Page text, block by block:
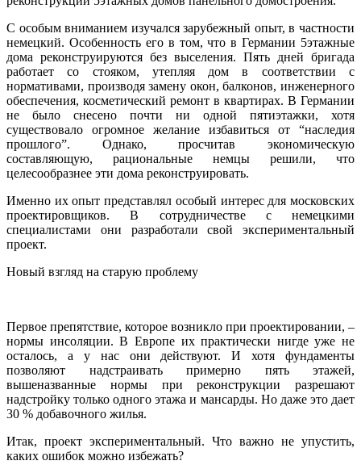
С особым вниманием изучался зарубежный опыт, в частности
немецкий. Особенность его в том, что в Германии 5этажные
дома реконструируются без выселения. Пять дней бригада
работает со стояком, утепляя дом в соответ­ствии с
нормативами, производя замену окон, балконов, инженерного
обеспечения, косметический ремонт в квартирах. В Германии
не было снесено почти ни одной пятиэтажки, хотя
существовало огромное желание избавиться от “наследия
прошлого”. Однако, просчитав экономическую
составляющую, рациональные немцы решили, что
целесообразнее эти дома реконструировать.
Именно их опыт представлял особый интерес для московских
проектировщиков. В сотрудничестве с немецкими
специалистами они разработали свой экспериментальный
проект.
Новый взгляд на старую проблему
Первое препятствие, которое возникло при проектировании, –
нормы инсоляции. В Европе их практически нигде уже не
осталось, а у нас они действуют. И хотя фундаменты
позволяют надстраивать примерно пять этажей,
вышеназванные нормы при реконструкции разрешают
надстройку только одного этажа и мансарды. Но даже это дает
30 % добавочного жилья.
Итак, проект экспериментальный. Что важно не упустить,
каких ошибок можно избежать?